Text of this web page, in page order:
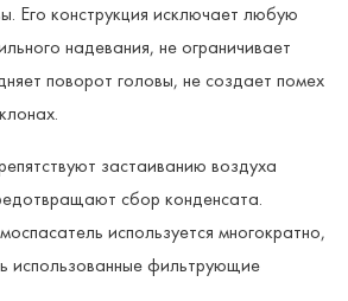
Его конструкция исключает любую
надевания, не ограничивает
поворот головы, не создает помех
застаиванию воздуха
сбор конденсата.
используется многократно,
использованные фильтрующие